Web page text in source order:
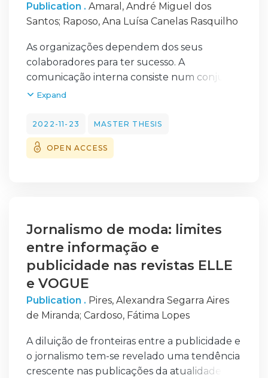
Publication . Amaral, André Miguel dos
Santos; Raposo, Ana Luísa Canelas Rasquilho
As organizações dependem dos seus
colaboradores para ter sucesso. A
comunicação interna consiste num conjunto
de processos de comunicação que
organizações.
Este trabalho aborda e permite perceber,
qual foi o papel dos líderes, na
Desenvolveram-se e foram estudados os
conceitos de Relações Públicas, falou-se
sobre os profissionais de Relações Públicas, a
comunicação interna nas organizações, o
processo estratégico de comunicação e foi
apresentado os diversos suportes de
comunicação utilizados dentro da
voltado para a
Liderança e para os processos de gestão da
Expand
2022-11-23 MASTER THESIS
OPEN ACCESS
Jornalismo de moda: limites
entre informação e
publicidade nas revistas ELLE
e VOGUE
Publication . Pires, Alexandra Segarra Aires
de Miranda; Cardoso, Fátima Lopes
A diluição de fronteiras entre a publicidade e
o jornalismo tem-se revelado uma tendência
crescente nas publicações da atualidade.